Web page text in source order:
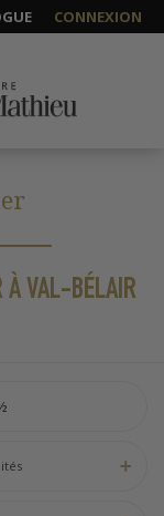
CONNEXION
À VAL-BÉLAIR